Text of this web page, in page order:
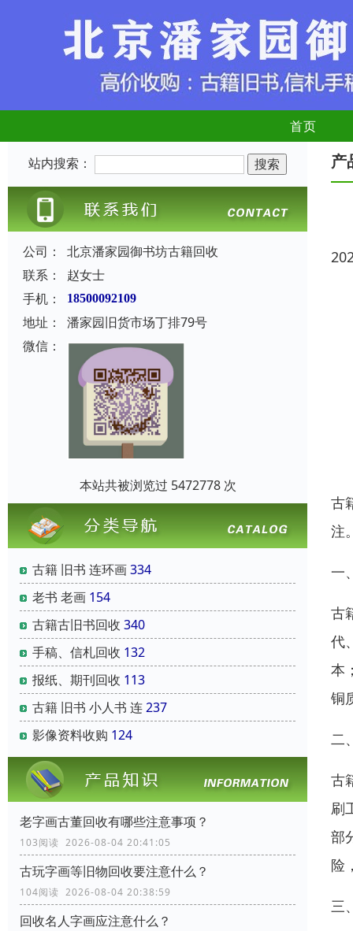
首页
站内搜索：
公司：
北京潘家园御书坊古籍回收
联系：
赵女士
手机：
18500092109
地址：
潘家园旧货市场丁排79号
微信：
本站共被浏览过 5472778 次
古籍 旧书 连环画334
老书 老画 154
古籍古旧书回收 340
手稿、信札回收 132
报纸、期刊回收 113
古籍 旧书 小人书 连237
影像资料收购 124
老字画古董回收有哪些注意事项？
103阅读 2026-08-04 20:41:05
古玩字画等旧物回收要注意什么？
104阅读 2026-08-04 20:38:59
回收名人字画应注意什么？
产
古
注
一
古
代
本
铜
二
古
刷
部
险
三